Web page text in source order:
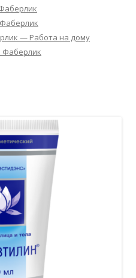
— Работа на дому
Фаберлик